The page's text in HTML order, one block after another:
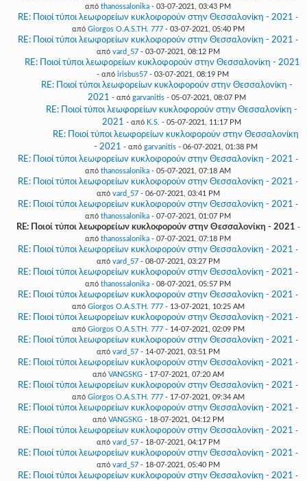
από thanossalonika - 03-07-2021, 03:43 PM
RE: Ποιοί τύποι λεωφορείων κυκλοφορούν στην Θεσσαλονίκη - 2021 -
από Giorgos O.A.S.TH. 777- 03-07-2021, 05:40 PM
RE: Ποιοί τύποι λεωφορείων κυκλοφορούν στην Θεσσαλονίκη - 2021 -
από vard_57- 03-07-2021, 08:12 PM
RE: Ποιοί τύποι λεωφορείων κυκλοφορούν στην Θεσσαλονίκη - 2021
- από irisbus57- 03-07-2021, 08:19 PM
RE: Ποιοί τύποι λεωφορείων κυκλοφορούν στην Θεσσαλονίκη -
2021 - από garvanitis - 05-07-2021, 08:07 PM
RE: Ποιοί τύποι λεωφορείων κυκλοφορούν στην Θεσσαλονίκη -
2021 - από K.S. - 05-07-2021, 11:17 PM
RE: Ποιοί τύποι λεωφορείων κυκλοφορούν στην Θεσσαλονίκη
- 2021 - από garvanitis - 06-07-2021, 01:38 PM
RE: Ποιοί τύποι λεωφορείων κυκλοφορούν στην Θεσσαλονίκη - 2021 -
από thanossalonika - 05-07-2021, 07:18 AM
RE: Ποιοί τύποι λεωφορείων κυκλοφορούν στην Θεσσαλονίκη - 2021 -
από vard_57- 06-07-2021, 03:41 PM
RE: Ποιοί τύποι λεωφορείων κυκλοφορούν στην Θεσσαλονίκη - 2021 -
από thanossalonika - 07-07-2021, 01:07 PM
RE: Ποιοί τύποι λεωφορείων κυκλοφορούν στην Θεσσαλονίκη - 2021 -
από thanossalonika - 07-07-2021, 07:18 PM
RE: Ποιοί τύποι λεωφορείων κυκλοφορούν στην Θεσσαλονίκη - 2021 -
από vard_57- 08-07-2021, 03:27 PM
RE: Ποιοί τύποι λεωφορείων κυκλοφορούν στην Θεσσαλονίκη - 2021 -
από thanossalonika - 08-07-2021, 05:57 PM
RE: Ποιοί τύποι λεωφορείων κυκλοφορούν στην Θεσσαλονίκη - 2021 -
από Giorgos O.A.S.TH. 777- 13-07-2021, 10:25 AM
RE: Ποιοί τύποι λεωφορείων κυκλοφορούν στην Θεσσαλονίκη - 2021 -
από Giorgos O.A.S.TH. 777- 14-07-2021, 02:09 PM
RE: Ποιοί τύποι λεωφορείων κυκλοφορούν στην Θεσσαλονίκη - 2021 -
από vard_57- 14-07-2021, 03:51 PM
RE: Ποιοί τύποι λεωφορείων κυκλοφορούν στην Θεσσαλονίκη - 2021 -
από VANGSKG- 17-07-2021, 07:20 AM
RE: Ποιοί τύποι λεωφορείων κυκλοφορούν στην Θεσσαλονίκη - 2021 -
από Giorgos O.A.S.TH. 777- 17-07-2021, 09:34 AM
RE: Ποιοί τύποι λεωφορείων κυκλοφορούν στην Θεσσαλονίκη - 2021 -
από VANGSKG- 18-07-2021, 04:12 PM
RE: Ποιοί τύποι λεωφορείων κυκλοφορούν στην Θεσσαλονίκη - 2021 -
από vard_57- 18-07-2021, 04:17 PM
RE: Ποιοί τύποι λεωφορείων κυκλοφορούν στην Θεσσαλονίκη - 2021 -
από vard_57- 18-07-2021, 05:40 PM
RE: Ποιοί τύποι λεωφορείων κυκλοφορούν στην Θεσσαλονίκη - 2021 -